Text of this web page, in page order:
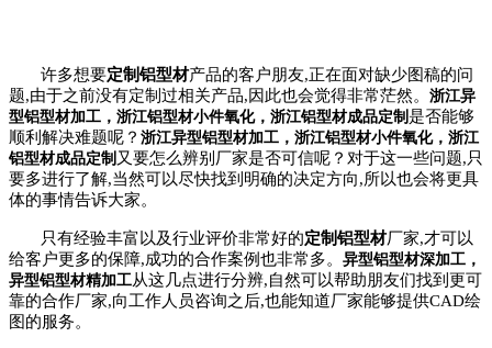
许多想要定制铝型材产品的客户朋友,正在面对缺少图稿的问
题,由于之前没有定制过相关产品,因此也会觉得非常茫然。 浙江异
型铝型材加工，浙江铝型材小件氧化，浙江铝型材成品定制 是否能够
顺利解决难题呢？ 浙江异型铝型材加工，浙江铝型材小件氧化，浙江
铝型材成品定制 又要怎么辨别厂家是否可信呢？对于这一些问题,只
要多进行了解,当然可以尽快找到明确的决定方向,所以也会将更具
体的事情告诉大家。
只有经验丰富以及行业评价非常好的定制铝型材厂家,才可以
给客户更多的保障,成功的合作案例也非常多。 异型铝型材深加工，
异型铝型材精加工从这几点进行分辨,自然可以帮助朋友们找到更可
靠的合作厂家,向工作人员咨询之后,也能知道厂家能够提供CAD绘
图的服务。